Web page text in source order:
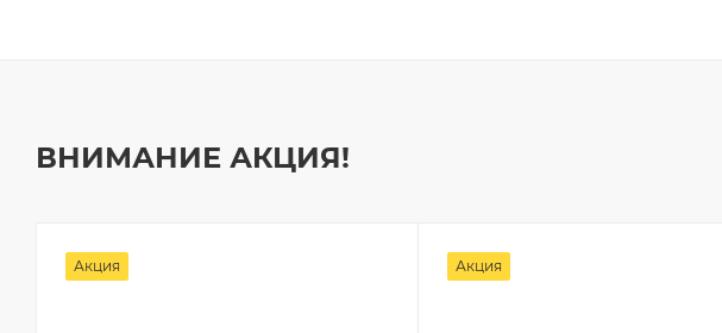
ВНИМАНИЕ АКЦИЯ!
Акция Акция